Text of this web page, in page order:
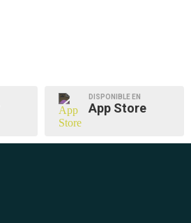
DISPONIBLE EN
App Store